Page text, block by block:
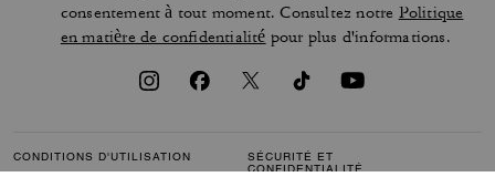
consentement à tout moment. Consultez notre Politique
en matière de confidentialité pour plus d'informations.
CONDITIONS D'UTILISATION
SÉCURITÉ ET
CONFIDENTIALITÉ